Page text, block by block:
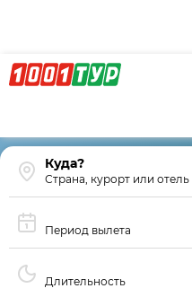
Страна, курорт или отель
Период вылета
Длительность